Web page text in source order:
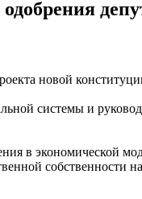
новой
системы и
в экономической
собственности